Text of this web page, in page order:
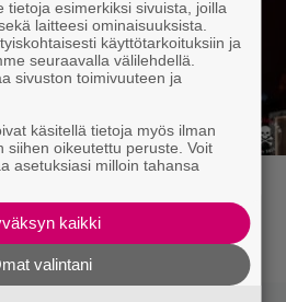
kuvina, osa 1 –
Label Society ja
esiintyjiä
tietoja esimerkiksi sivuista, joilla
laitteesi ominaisuuksista.
käyttötarkoituksiin ja
seuraavalla välilehdellä.
sivuston toimivuuteen ja
käsitellä tietoja myös ilman
siihen oikeutettu peruste. Voit
asetuksiasi milloin tahansa
kaikki
valintani